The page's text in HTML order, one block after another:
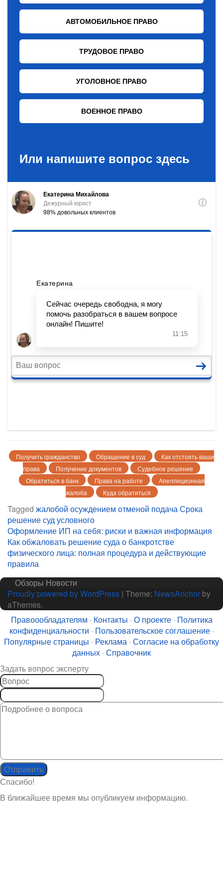
Получить гражданство Обращение в суд
Как отстоять ваши
права
Получение документов
Судебное решение
Обратиться в банк
Права на работе
Апелляционная
жалоба
Куда обратиться
Tagged жалобой осуждением отменой подачаСрока
решениесудусловного
Навигация
по
записям
Оформление ИП на себя: риски и важная информация
Как обжаловать решение суда о банкротстве
физического лица: полная процедура и действующие
правила
Обзоры Новости
Proudly powered by WordPress | Theme: NewsAnchor by
aThemes.
Правоообладателям · Контакты · О проекте· Политика
конфиденциальности · Пользовательское соглашение·
Популярные страницы · Реклама · Согласие на обработку
данных · Справочник
Задать вопрос эксперту
Спасибо!
В ближайшее время мы опубликуем информацию.